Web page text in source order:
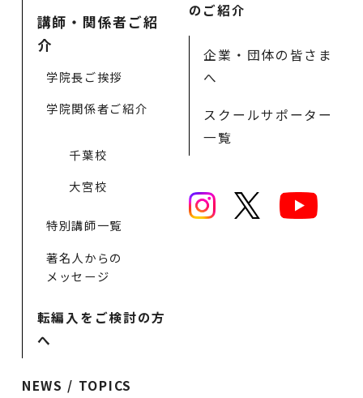
講師・関係者ご紹
介
学院長ご挨拶
学院関係者ご紹介
千葉校
大宮校
特別講師一覧
著名人からの
メッセージ
転編入をご検討の方
へ
NEWS / TOPICS
のご紹介
企業・団体の皆さま
へ
スクールサポーター
一覧